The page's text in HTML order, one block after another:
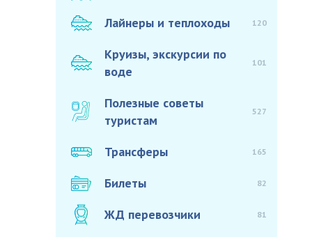
Лайнеры и теплоходы 120
Круизы, экскурсии по
воде
101
Полезные советы
туристам
527
Трансферы 165
Билеты 82
ЖД перевозчики 81